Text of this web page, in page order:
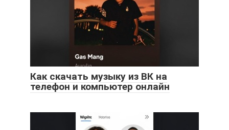
Как скачать музыку из ВК на
телефон и компьютер онлайн